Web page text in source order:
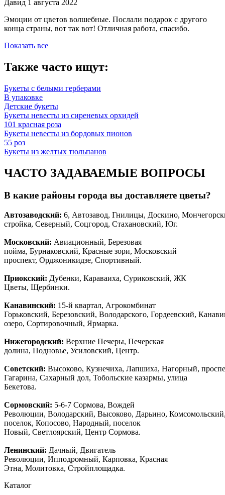
Давид 1 августа 2022
Эмоции от цветов волшебные. Послали подарок с другого
конца страны, вот так вот! Отличная работа, спасибо.
Показать все
Также часто ищут:
Букеты с белыми герберами
В упаковке
Детские букеты
Букеты невесты из сиреневых орхидей
101 красная роза
Букеты невесты из бордовых пионов
55 роз
Букеты из желтых тюльпанов
ЧАСТО ЗАДАВАЕМЫЕ ВОПРОСЫ
В какие районы города вы доставляете цветы?
Автозаводский: 6, Автозавод, Гнилицы, Доскино,
стройка, Северный, Соцгород, Стахановский, Юг.
Московский: Авиационный, Березовая
пойма, Бурнаковский, Красные зори, Московский
проспект, Орджоникидзе, Спортивный.
Приокский: Дубенки, Караваиха, Суриковский, ЖК
Цветы, Щербинки.
Канавинский: 15-й квартал, Агрокомбинат
Горьковский, Березовский, Володарского, Гордеевский,
озеро, Сортировочный, Ярмарка.
Нижегородский: Верхние Печеры, Печерская
долина, Подновье, Усиловский, Центр.
Советский: Высоково, Кузнечиха, Лапшиха, Нагорный,
Гагарина, Сахарный дол, Тобольские казармы, улица
Бекетова.
Сормовский: 5-6-7 Сормова, Вождей
Революции, Володарский, Высоково, Дарьино,
поселок, Копосово, Народный, поселок
Новый, Светлоярский, Центр Сормова.
Ленинский: Дачный, Двигатель
Революции, Ипподромный, Карповка, Красная
Этна, Молитовка, Стройплощадка.
Каталог